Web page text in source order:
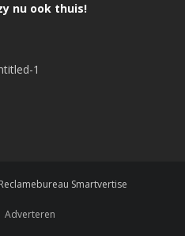
nu ook thuis!
Reclamebureau Smartvertise
Adverteren